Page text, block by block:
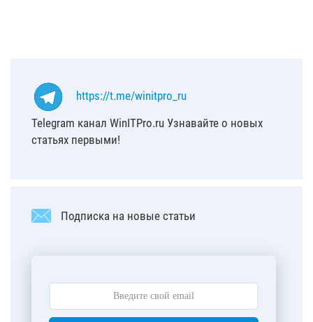
https://t.me/winitpro_ru
Telegram канал WinITPro.ru Узнавайте о новых
статьях первыми!
Подписка на новые статьи